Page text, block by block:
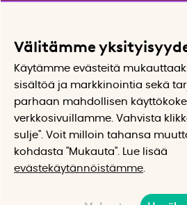
Välitämme
Käytämme evästeitä
sisältöä ja markkinointia sekä
parhaan mahdollisen
verkkosivuillamme. Vahvista
sulje". Voit milloin tahansa
kohdasta "Mukauta". Lue lisää
evästekäytännöistämme